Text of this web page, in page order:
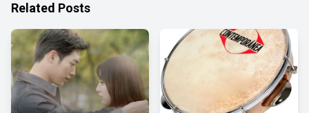
Related Posts